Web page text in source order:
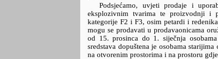
Podsjećamo, uvjeti prodaje i
eksplozivnim tvarima te proizvodnji i
kategorije F2 i F3, osim petardi i
mogu se prodavati u prodavaonicama
od 15. prosinca do 1. siječnja
sredstava dopuštena je osobama
na otvorenim prostorima i na prostoru